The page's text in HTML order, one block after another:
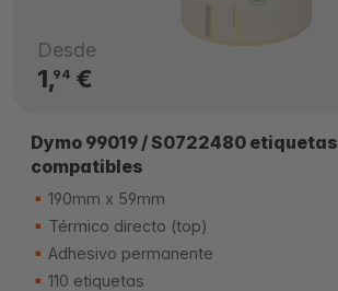
Desde
1,94€
Dymo 99019 / S0722480 etiquetas
compatibles
190mm x 59mm
Térmico directo (top)
Adhesivo permanente
110 etiquetas